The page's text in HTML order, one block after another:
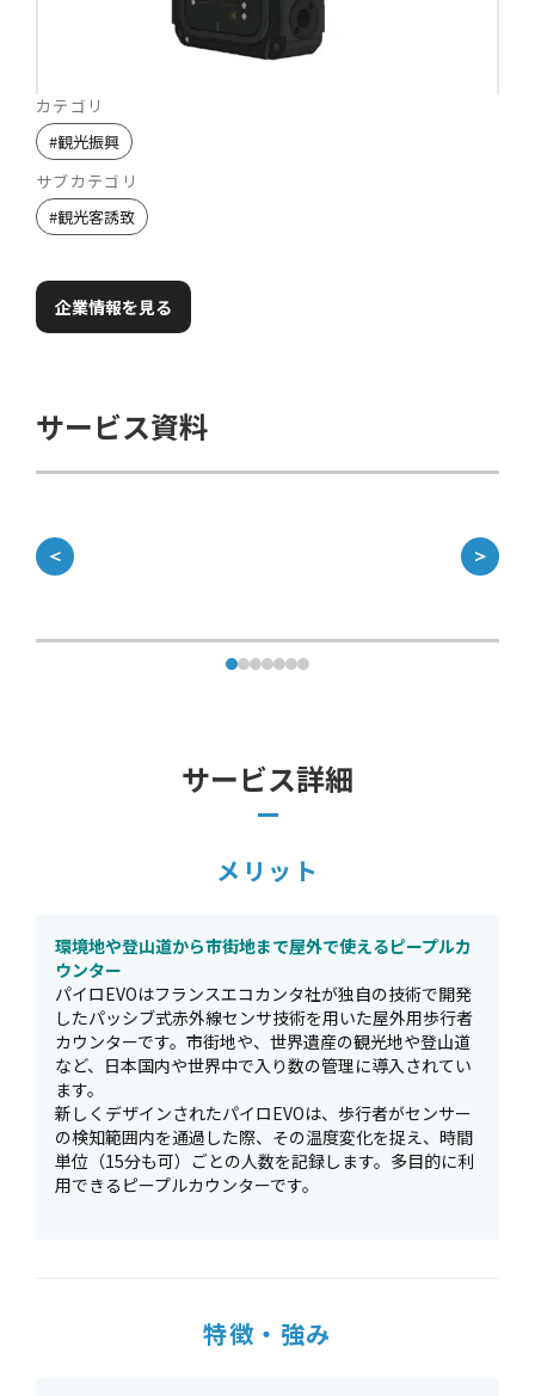
カテゴリ
#観光振興
サブカテゴリ
#観光客誘致
企業情報を見る
サービス資料
＜ ＞
サービス詳細
メリット
環境地や登山道から市街地まで屋外で使えるピープルカ
ウンター
パイロEVOはフランスエコカンタ社が独自の技術で開発
したパッシブ式赤外線センサ技術を用いた屋外用歩行者
カウンターです。市街地や、世界遺産の観光地や登山道
など、日本国内や世界中で入り数の管理に導入されてい
ます。
新しくデザインされたパイロEVOは、歩行者がセンサー
の検知範囲内を通過した際、その温度変化を捉え、時間
単位（15分も可）ごとの人数を記録します。多目的に利
用できるピープルカウンターです。
特徴・強み